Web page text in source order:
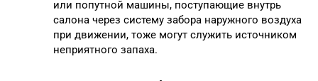
или попутной машины, поступающие внутрь
салона через систему забора наружного воздуха
при движении, тоже могут служить источником
неприятного запаха.